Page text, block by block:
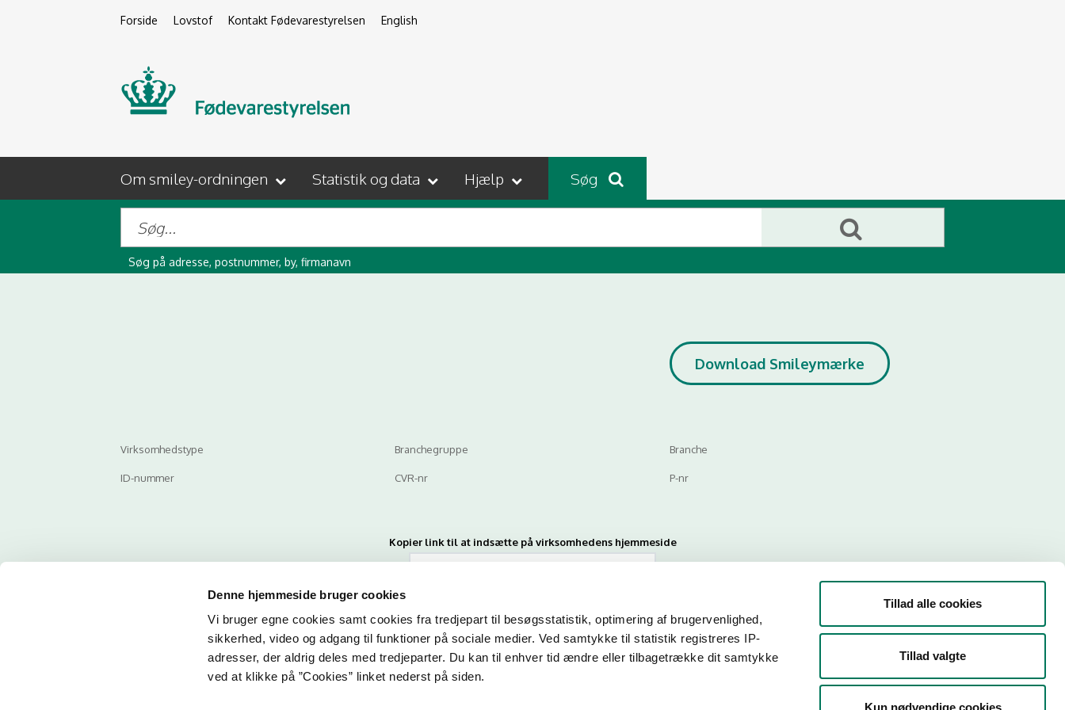
Denne hjemmeside bruger cookies
Vi bruger egne cookies samt cookies fra tredjepart til besøgsstatistik, optimering af brugervenlighed,
sikkerhed, video og adgang til funktioner på sociale medier. Ved samtykke til statistik registreres IP-
adresser, der aldrig deles med tredjeparter. Du kan til enhver tid ændre eller tilbagetrække dit samtykke
ved at klikke på ”Cookies” linket nederst på siden.
Tillad alle cookies
Tillad valgte
Kun nødvendige cookies
Forside Lovstof Kontakt Fødevarestyrelsen English
Om smiley-ordningen Statistik og data Hjælp Søg
Søg på adresse, postnummer, by, firmanavn
Download Smileymærke
Virksomhedstype Branchegruppe Branche
ID-nummer CVR-nr P-nr
Kopier link til at indsætte på virksomhedens hjemmeside
Email
Her kan du indtaste din mail og abonnere på denne virksomheds kontrolrapporter. Så